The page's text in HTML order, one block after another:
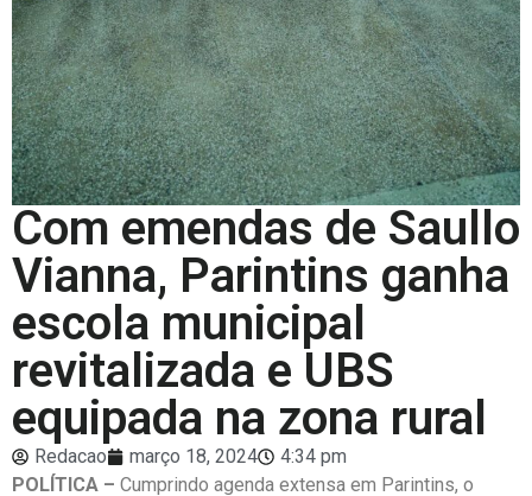
Com emendas de Saullo
Vianna, Parintins ganha
escola municipal
revitalizada e UBS
equipada na zona rural
Redacao março 18, 2024
4:34 pm
POLÍTICA – Cumprindo agenda extensa em Parintins, o